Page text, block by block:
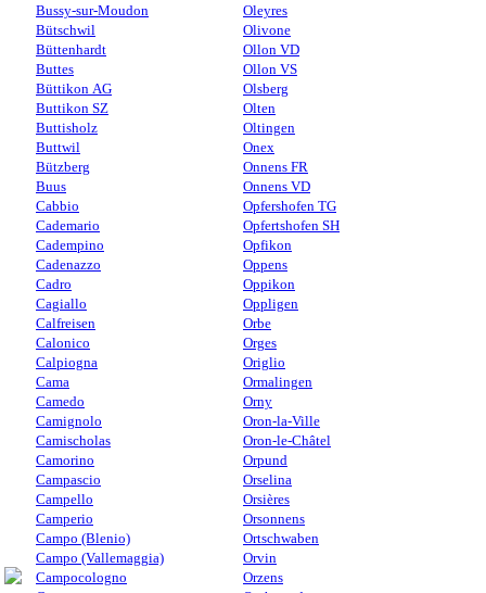
Bussy-sur-Moudon
Bütschwil
Büttenhardt
Buttes
Büttikon AG
Buttikon SZ
Buttisholz
Buttwil
Bützberg
Buus
Cabbio
Cademario
Cadempino
Cadenazzo
Cadro
Cagiallo
Calfreisen
Calonico
Calpiogna
Cama
Camedo
Camignolo
Camischolas
Camorino
Campascio
Campello
Camperio
Campo (Blenio)
Campo (Vallemaggia)
Campocologno
Oleyres
Olivone
Ollon VD
Ollon VS
Olsberg
Olten
Oltingen
Onex
Onnens FR
Onnens VD
Opfershofen TG
Opfertshofen SH
Opfikon
Oppens
Oppikon
Oppligen
Orbe
Orges
Origlio
Ormalingen
Orny
Oron-la-Ville
Oron-le-Châtel
Orpund
Orselina
Orsières
Orsonnens
Ortschwaben
Orvin
Orzens